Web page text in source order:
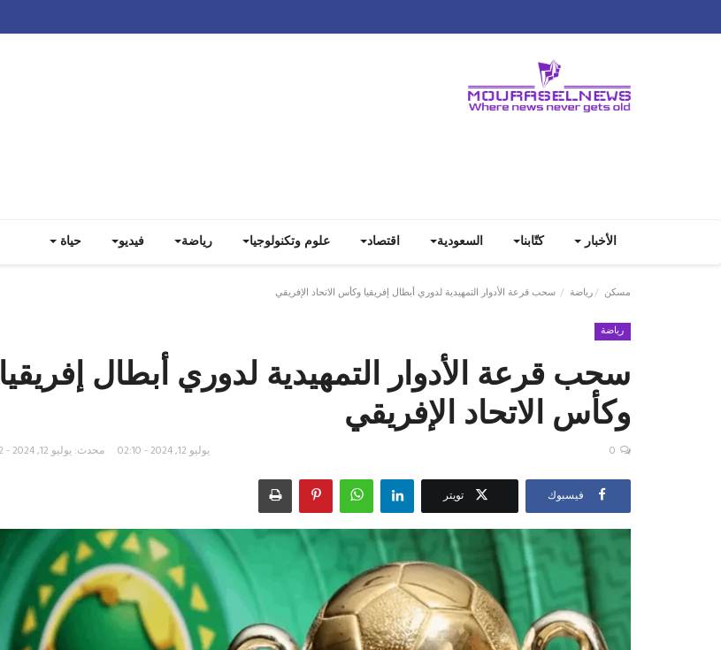
الأخبار كتّابنا السعودية اقتصاد علوم وتكنولوجيا رياضة فيديو حياة
مسكن رياضة سحب قرعة الأدوار التمهيدية لدوري أبطال إفريقيا وكأس الاتحاد الإفريقي
رياضة
سحب قرعة الأدوار التمهيدية لدوري أبطال إفريقيا
وكأس الاتحاد الإفريقي
يوليو 12, 2024 - 02:10 محدث: يوليو 12, 2024 - 02:12 0
فيسبوك تويتر